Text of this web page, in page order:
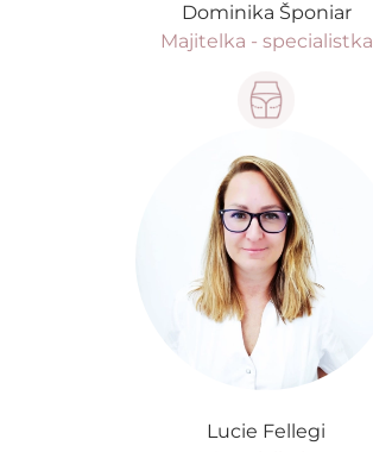
Dominika Šponiar
Majitelka - specialistka
Lucie Fellegi